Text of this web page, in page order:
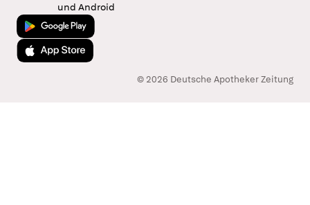
und Android
Jetzt bei Google Play
Laden im App Store
© 2026 Deutsche Apotheker Zeitung